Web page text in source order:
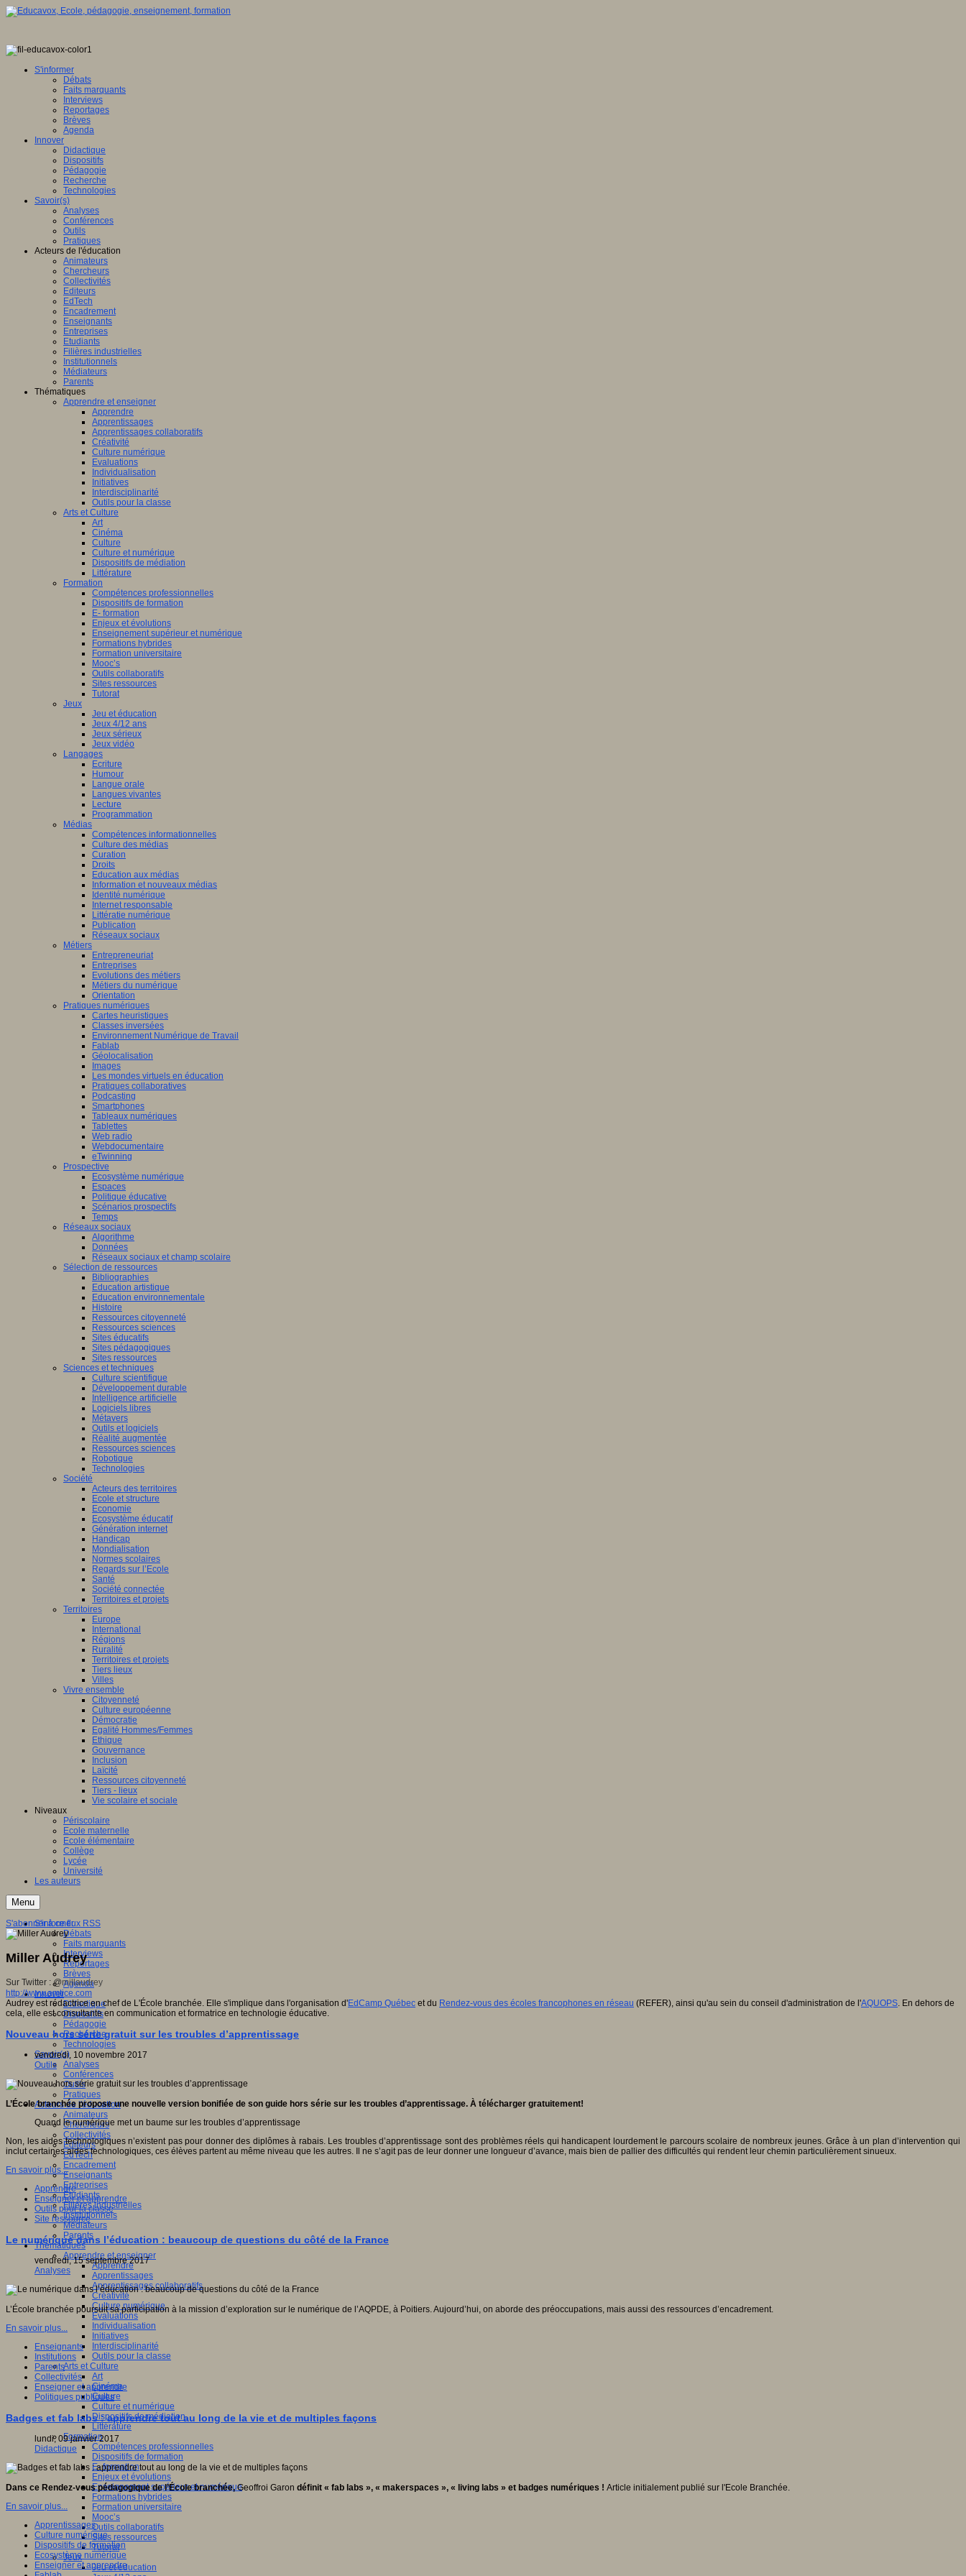
S'informer
Débats
Faits marquants
Interviews
Reportages
Brèves
Agenda
Innover
Didactique
Dispositifs
Pédagogie
Recherche
Technologies
Savoir(s)
Analyses
Conférences
Outils
Pratiques
Acteurs de l'éducation
Animateurs
Chercheurs
Collectivités
Editeurs
EdTech
Encadrement
Enseignants
Entreprises
Etudiants
Filières industrielles
Institutionnels
Médiateurs
Parents
Thématiques
Apprendre et enseigner
Apprendre
Apprentissages
Apprentissages collaboratifs
Créativité
Culture numérique
Evaluations
Individualisation
Initiatives
Interdisciplinarité
Outils pour la classe
Arts et Culture
Art
Cinéma
Culture
Culture et numérique
Dispositifs de médiation
Littérature
Formation
Compétences professionnelles
Dispositifs de formation
E- formation
Enjeux et évolutions
Enseignement supérieur et numérique
Formations hybrides
Formation universitaire
Mooc’s
Outils collaboratifs
Sites ressources
Tutorat
Jeux
Jeu et éducation
Jeux 4/12 ans
Jeux sérieux
Jeux vidéo
Langages
Ecriture
Humour
Langue orale
Langues vivantes
Lecture
Programmation
Médias
Compétences informationnelles
Culture des médias
Curation
Droits
Education aux médias
Information et nouveaux médias
Identité numérique
Internet responsable
Littératie numérique
Publication
Réseaux sociaux
Métiers
Entrepreneuriat
Entreprises
Evolutions des métiers
Métiers du numérique
Orientation
Pratiques numériques
Cartes heuristiques
Classes inversées
Environnement Numérique de Travail
Fablab
Géolocalisation
Images
Les mondes virtuels en éducation
Pratiques collaboratives
Podcasting
Smartphones
Tableaux numériques
Tablettes
Web radio
Webdocumentaire
eTwinning
Prospective
Ecosystème numérique
Espaces
Politique éducative
Scénarios prospectifs
Temps
Réseaux sociaux
Algorithme
Données
Réseaux sociaux et champ scolaire
Sélection de ressources
Bibliographies
Education artistique
Education environnementale
Histoire
Ressources citoyenneté
Ressources sciences
Sites éducatifs
Sites pédagogiques
Sites ressources
Sciences et techniques
Culture scientifique
Développement durable
Intelligence artificielle
Logiciels libres
Métavers
Outils et logiciels
Réalité augmentée
Ressources sciences
Robotique
Technologies
Société
Acteurs des territoires
Ecole et structure
Economie
Ecosystème éducatif
Génération internet
Handicap
Mondialisation
Normes scolaires
Regards sur l’Ecole
Santé
Société connectée
Territoires et projets
Territoires
Europe
International
Régions
Ruralité
Territoires et projets
Tiers lieux
Villes
Vivre ensemble
Citoyenneté
Culture européenne
Démocratie
Egalité Hommes/Femmes
Ethique
Gouvernance
Inclusion
Laïcité
Ressources citoyenneté
Tiers - lieux
Vie scolaire et sociale
Niveaux
Périscolaire
Ecole maternelle
Ecole élémentaire
Collège
Lycée
Université
Les auteurs
Menu
S'informer
Débats
Faits marquants
Interviews
Reportages
Brèves
Agenda
Innover
Didactique
Dispositifs
Pédagogie
Recherche
Technologies
Savoir(s)
Analyses
Conférences
Outils
Pratiques
Acteurs de l'éducation
Animateurs
Chercheurs
Collectivités
Editeurs
EdTech
Encadrement
Enseignants
Entreprises
Etudiants
Filières industrielles
Institutionnels
Médiateurs
Parents
Thématiques
Apprendre et enseigner
Apprendre
Apprentissages
Apprentissages collaboratifs
Créativité
Culture numérique
Evaluations
Individualisation
Initiatives
Interdisciplinarité
Outils pour la classe
Arts et Culture
Art
Cinéma
Culture
Culture et numérique
Dispositifs de médiation
Littérature
Formation
Compétences professionnelles
Dispositifs de formation
E- formation
Enjeux et évolutions
Enseignement supérieur et numérique
Formations hybrides
Formation universitaire
Mooc’s
Outils collaboratifs
Sites ressources
Tutorat
Jeux
Jeu et éducation
S'abonner à ce flux RSS
Miller Audrey
Sur Twitter : @millaudrey
http://www.amtice.com
Audrey est rédactrice en chef de L'École branchée. Elle s'implique dans l'organisation d'EdCamp Québec et du Rendez-vous des écoles francophones en réseau (REFER), ainsi qu'au sein du conseil d'administration de l'AQUOPS. En dehors de
cela, elle est consultante en communication et formatrice en technologie éducative.
Nouveau hors série gratuit sur les troubles d’apprentissage
vendredi, 10 novembre 2017
Outils
L’École branchée propose une nouvelle version bonifiée de son guide hors série sur les troubles d’apprentissage. À télécharger gratuitement!
Quand le numérique met un baume sur les troubles d’apprentissage
Non, les aides technologiques n’existent pas pour donner des diplômes à rabais. Les troubles d’apprentissage sont des problèmes réels qui handicapent lourdement le parcours scolaire de nombreux jeunes. Grâce à un plan d’intervention qui
inclut certaines aides technologiques, ces élèves partent au même niveau que les autres. Il ne s’agit pas de leur donner une longueur d’avance, mais bien de pallier des difficultés qui rendent leur chemin particulièrement sinueux.
En savoir plus...
Apprendre
Enseigner et apprendre
Outils pour la classe
Site ressource
Le numérique dans l’éducation : beaucoup de questions du côté de la France
vendredi, 15 septembre 2017
Analyses
L’École branchée poursuit sa participation à la mission d’exploration sur le numérique de l’AQPDE, à Poitiers. Aujourd’hui, on aborde des préoccupations, mais aussi des ressources d’encadrement.
En savoir plus...
Enseignants
Institutions
Parents
Collectivités
Enseigner et apprendre
Politiques publiques
Badges et fab labs : apprendre tout au long de la vie et de multiples façons
lundi, 09 janvier 2017
Didactique
Dans ce Rendez-vous pédagogique de l’École branchée,Geoffroi Garon définit « fab labs », « makerspaces », « living labs » et badges numériques ! Article initialement publié sur l'Ecole Branchée.
En savoir plus...
Apprentissages
Culture numérique
Dispositifs de formation
Ecosystème numérique
Enseigner et apprendre